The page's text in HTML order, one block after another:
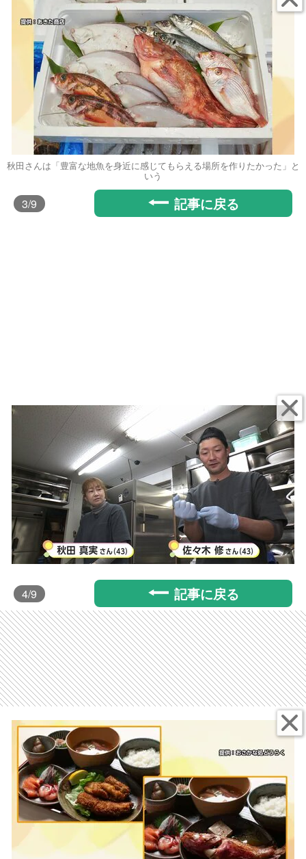
秋田さんは「豊富な地魚を身近に感じてもらえる場所を作りたかった」と
いう
3/9 記事に戻る
4/9 記事に戻る